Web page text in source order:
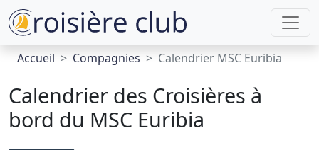
Accueil Compagnies Calendrier MSC Euribia
Calendrier des Croisières à
bord du MSC Euribia